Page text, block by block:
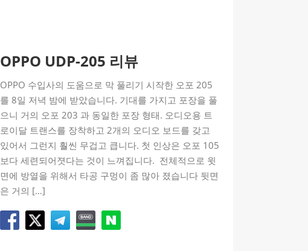
OPPO UDP-205 리뷰
OPPO 수입사의 도움으로 막 풀리기 시작한 오포 205
를 8일 저녁 밤에 받았습니다. 기대를 가지고 포장을 풀
으니 거의 오포 203 과 동일한 포장 형태. 오디오용 트
로이달 트랜스를 장착하고 2개의 오디오 보드를 갖고
있어서 그런지 훨씬 무겁고 큽니다. 첫 인상은 오포 105
보다 세련되어졋다는 것이 느껴집니다. 전체적으로 윗
면에 방열을 위해서 타공 구멍이 좀 많아 졌습니다 뒷면
은 거의 […]